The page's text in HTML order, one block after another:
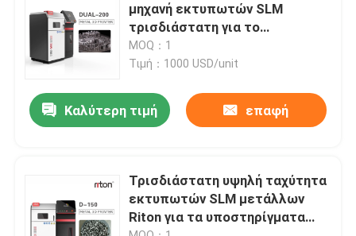
Οδοντικός τρισδιάστατος εκτυπωτής μετάλλων
Τρισδιάστατος εκτυπωτής DLMS
Τρισδιάστατος εκτυπωτής LCD
Φωτοευαίσθητη ρητίνη
μηχανή εκτυπωτών SLM
τρισδιάστατη για το
τρισδιάστατο οδοντικό
πρότυπο 1300*1000*1650mm
MOQ：1
Τιμή：1000 USD/unit
Καλύτερη τιμή επαφή
Τρισδιάστατη υψηλή ταχύτητα
εκτυπωτών SLM μετάλλων
Riton για τα υποστηρίγματα